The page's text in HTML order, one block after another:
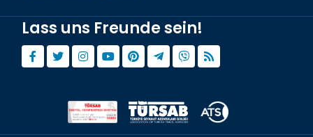
Lass uns Freunde sein!